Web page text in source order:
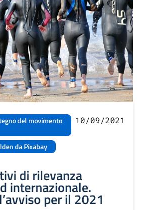
del movimento
da Pixabay
10/09/2021
di rilevanza
internazionale.
per il 2021